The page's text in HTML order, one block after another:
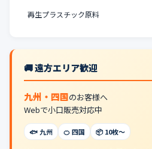
再生プラスチック原料
🚚 遠方エリア歓迎
九州・四国のお客様へ
Webで小口販売対応中
🐟 九州 🍊 四国 📦 10枚〜